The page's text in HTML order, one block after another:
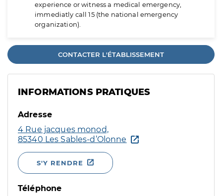
experience or witness a medical emergency,
immediatly call 15 (the national emergency
organization).
CONTACTER L'ÉTABLISSEMENT
INFORMATIONS PRATIQUES
Adresse
4 Rue jacques monod,
85340 Les Sables-d’Olonne
S'Y RENDRE
Téléphone